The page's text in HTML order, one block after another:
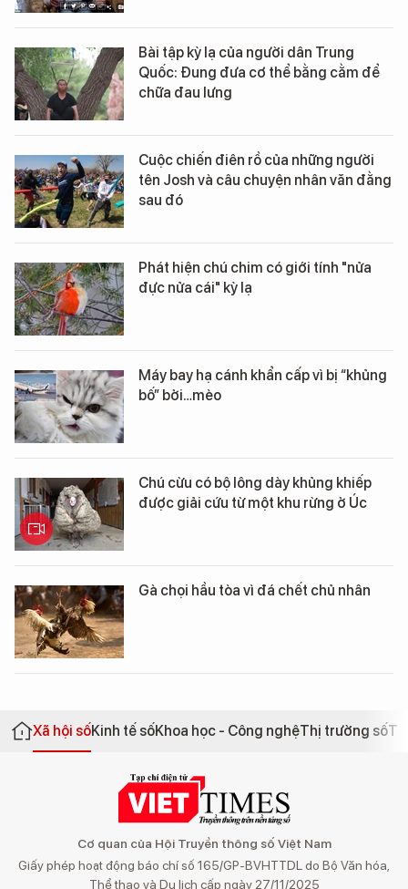
Bài tập kỳ lạ của người dân Trung
Quốc: Đung đưa cơ thể bằng cằm để
chữa đau lưng
Cuộc chiến điên rồ của những người
tên Josh và câu chuyện nhân văn đằng
sau đó
Phát hiện chú chim có giới tính "nửa
đực nửa cái" kỳ lạ
Máy bay hạ cánh khẩn cấp vì bị “khủng
bố” bởi…mèo
Chú cừu có bộ lông dày khủng khiếp
được giải cứu từ một khu rừng ở Úc
Gà chọi hầu tòa vì đá chết chủ nhân
Xã hội sốKinh tế sốKhoa học - Công nghệThị trường số
Cơ quan của Hội Truyền thông số Việt Nam
Giấy phép hoạt động báo chí số 165/GP-BVHTTDL do Bộ Văn hóa,
Thể thao và Du lịch cấp ngày 27/11/2025